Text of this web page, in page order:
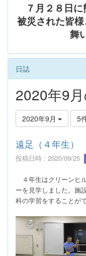
７月２８日
被災された皆
舞
日誌
2020年9
2020年9月 5
遠足（４年生）
投稿日時 : 2020/09/25
４年生はクリーンヒ
ーを見学しました。施
科の学習をすることが